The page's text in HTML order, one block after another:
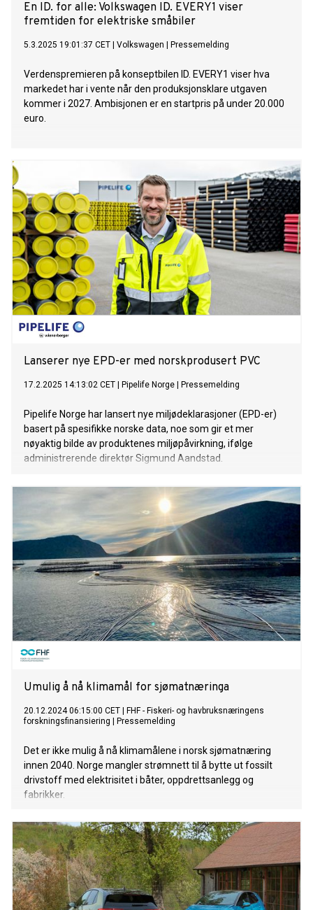
En ID. for alle: Volkswagen ID. EVERY1 viser
fremtiden for elektriske småbiler
5.3.2025 19:01:37 CET Volkswagen Pressemelding
Verdenspremieren på konseptbilen ID. EVERY1 viser hva
markedet har i vente når den produksjonsklare utgaven
kommer i 2027. Ambisjonen er en startpris på under 20.000
euro.
Lanserer nye EPD-er med norskprodusert PVC
17.2.2025 14:13:02 CET Pipelife Norge Pressemelding
Pipelife Norge har lansert nye miljødeklarasjoner (EPD-er)
basert på spesifikke norske data, noe som gir et mer
nøyaktig bilde av produktenes miljøpåvirkning, ifølge
administrerende direktør Sigmund Aandstad.
Umulig å nå klimamål for sjømatnæringa
20.12.2024 06:15:00 CET
FHF - Fiskeri- og havbruksnæringens
forskningsfinansiering
Pressemelding
Det er ikke mulig å nå klimamålene i norsk sjømatnæring
innen 2040. Norge mangler strømnett til å bytte ut fossilt
drivstoff med elektrisitet i båter, oppdrettsanlegg og
fabrikker.